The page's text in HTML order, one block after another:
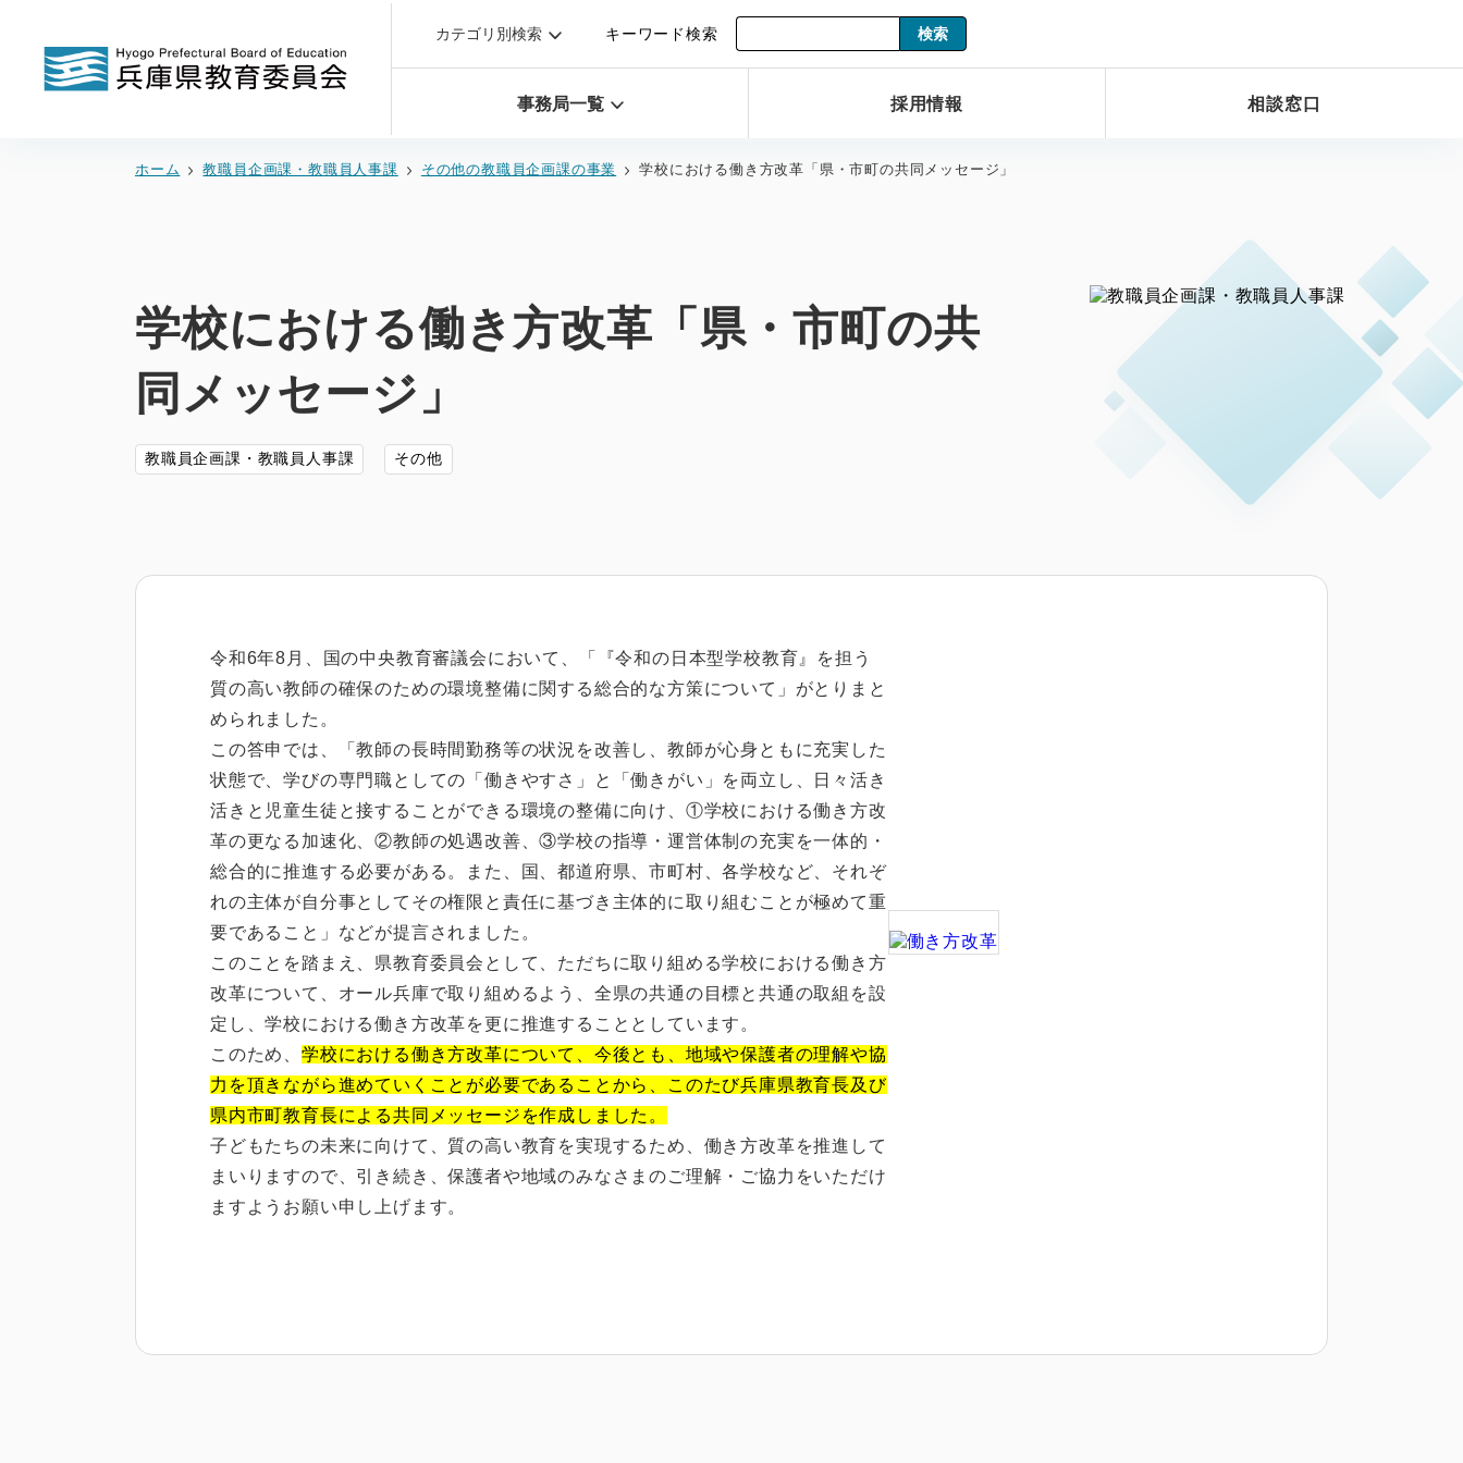
カテゴリ別検索 キーワード検索
事務局一覧 採用情報 相談窓口
ホーム 教職員企画課・教職員人事課 その他の教職員企画課の事業 学校における働き方改革「県・市町の共同メッセージ」
学校における働き方改革「県・市町の共
同メッセージ」
教職員企画課・教職員人事課 その他
令和6年8月、国の中央教育審議会において、「『令和の日本型学校教育』を担う
質の高い教師の確保のための環境整備に関する総合的な方策について」がとりまと
められました。
この答申では、「教師の長時間勤務等の状況を改善し、教師が心身ともに充実した
状態で、学びの専門職としての「働きやすさ」と「働きがい」を両立し、日々活き
活きと児童生徒と接することができる環境の整備に向け、①学校における働き方改
革の更なる加速化、②教師の処遇改善、③学校の指導・運営体制の充実を一体的・
総合的に推進する必要がある。また、国、都道府県、市町村、各学校など、それぞ
れの主体が自分事としてその権限と責任に基づき主体的に取り組むことが極めて重
要であること」などが提言されました。
このことを踏まえ、県教育委員会として、ただちに取り組める学校における働き方
改革について、オール兵庫で取り組めるよう、全県の共通の目標と共通の取組を設
定し、学校における働き方改革を更に推進することとしています。
このため、 学校における働き方改革について、今後とも、地域や保護者の理解や協
力を頂きながら進めていくことが必要であることから、このたび兵庫県教育長及び
県内市町教育長による共同メッセージを作成しました。
子どもたちの未来に向けて、質の高い教育を実現するため、働き方改革を推進して
まいりますので、引き続き、保護者や地域のみなさまのご理解・ご協力をいただけ
ますようお願い申し上げます。